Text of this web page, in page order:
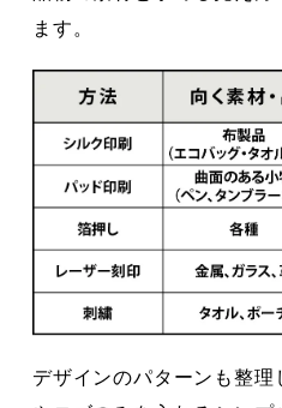
ます。
デザインのパターンも整理